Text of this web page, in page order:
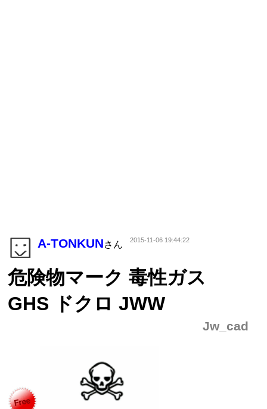
A-TONKUNさん 2015-11-06 19:44:22
危険物マーク 毒性ガス
GHS ドクロ JWW
Jw_cad